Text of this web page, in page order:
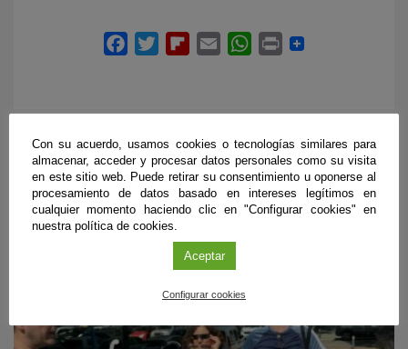
ÚLTIMAS PUBLICACIONES
Con su acuerdo, usamos cookies o tecnologías similares para
almacenar, acceder y procesar datos personales como su visita
en este sitio web. Puede retirar su consentimiento u oponerse al
procesamiento de datos basado en intereses legítimos en
cualquier momento haciendo clic en "Configurar cookies" en
nuestra política de cookies.
Aceptar
Configurar cookies